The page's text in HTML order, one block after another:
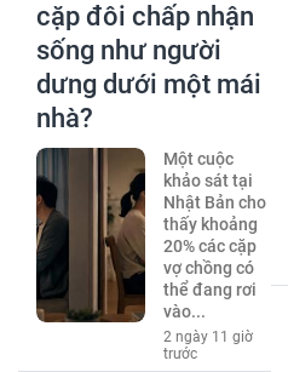
cặp đôi chấp nhận
sống như người
dưng dưới một mái
nhà?
Một cuộc
khảo sát tại
Nhật Bản cho
thấy khoảng
20% các cặp
vợ chồng có
thể đang rơi
vào...
2 ngày 11 giờ
trước